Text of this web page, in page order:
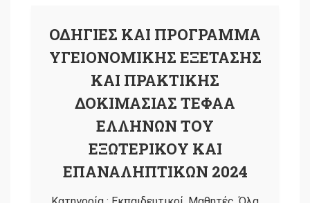
ΟΔΗΓΙΕΣ ΚΑΙ ΠΡΟΓΡΑΜΜΑ
ΥΓΕΙΟΝΟΜΙΚΗΣ ΕΞΕΤΑΣΗΣ
ΚΑΙ ΠΡΑΚΤΙΚΗΣ
ΔΟΚΙΜΑΣΙΑΣ ΤΕΦΑΑ
ΕΛΛΗΝΩΝ ΤΟΥ
ΕΞΩΤΕΡΙΚΟΥ ΚΑΙ
ΕΠΑΝΑΛΗΠΤΙΚΩΝ 2024